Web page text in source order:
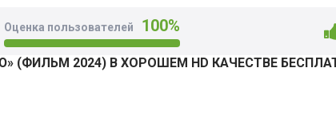
Оценка пользователей 100%
(ФИЛЬМ 2024) В ХОРОШЕМ HD КАЧЕСТВЕ